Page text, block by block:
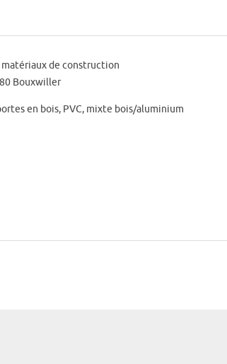
matériaux de construction
Bouxwiller
en bois, PVC, mixte bois/aluminium